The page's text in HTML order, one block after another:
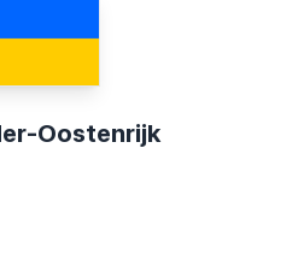
Oostenrijk